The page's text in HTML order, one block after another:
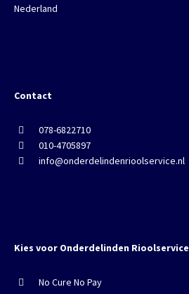
Nederland
Contact
078-6822710
010-4705897
info@onderdelindenrioolservice.nl
Kies voor Onderdelinden Rioolservice
No Cure No Pay